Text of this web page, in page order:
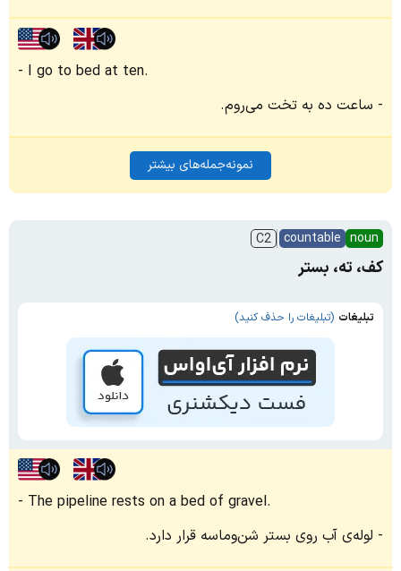
I go to bed at ten.
ساعت ده به تخت می‌روم.
نمونه‌جمله‌های بیشتر
noun
countable
C2
کف، ته، بستر
تبلیغات (تبلیغات را حذف کنید)
The pipeline rests on a bed of gravel.
لوله‌ی آب روی بستر شن‌وماسه قرار دارد.